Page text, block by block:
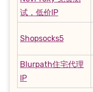
试，低价IP
Shopsocks5
Blurpath住宅代理
IP